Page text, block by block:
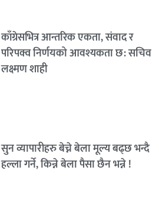
काँग्रेसभित्र आन्तरिक एकता, संवाद र
परिपक्व निर्णयको आवश्यकता छ: सचिव
लक्ष्मण शाही
सुन व्यापारीहरु बेच्ने बेला मूल्य बढ्छ भन्दै
हल्ला गर्ने, किन्ने बेला पैसा छैन भन्ने !